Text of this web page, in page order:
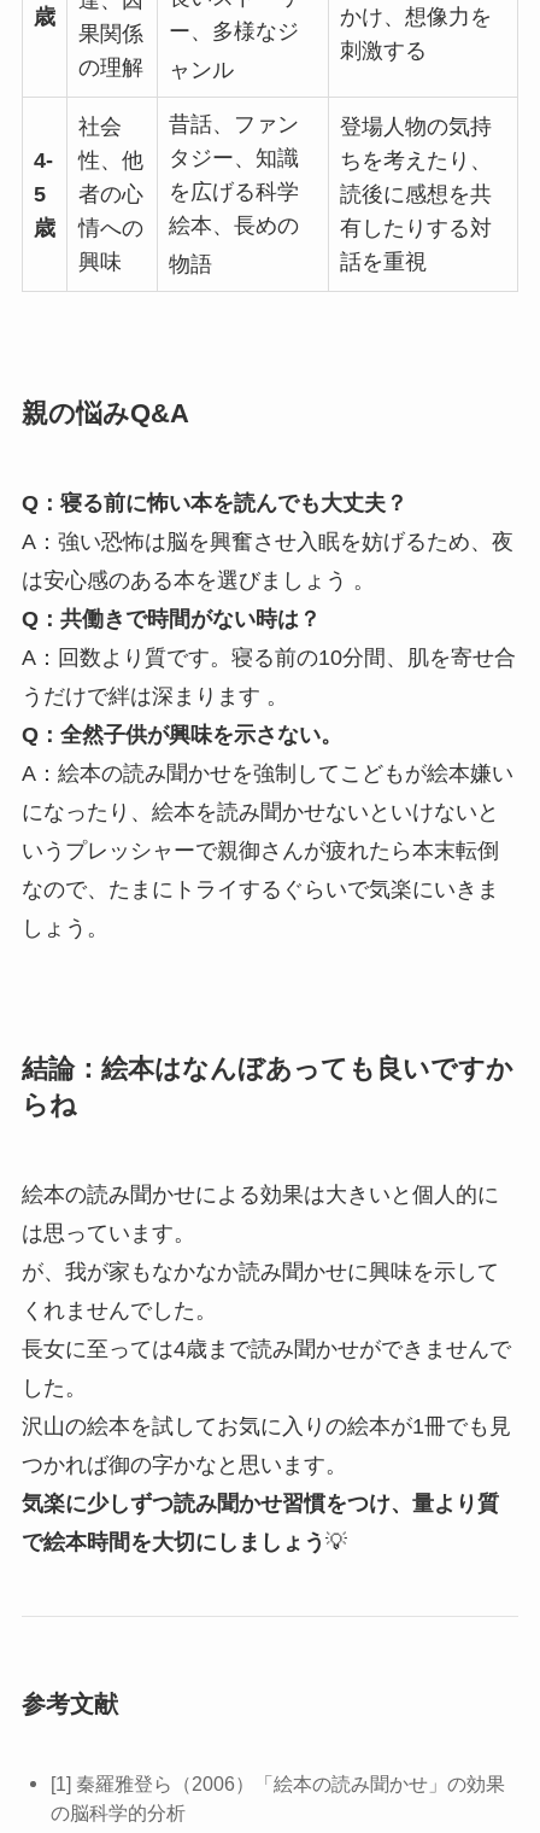
歳
果関係
の理解
ー、多様なジ
ャンル
かけ、想像力を
刺激する
4-
5
歳
社会
性、他
者の心
情への
興味
昔話、ファン
タジー、知識
を広げる科学
絵本、長めの
物語
登場人物の気持
ちを考えたり、
読後に感想を共
有したりする対
話を重視
親の悩みQ&A
Q：寝る前に怖い本を読んでも大丈夫？
A：強い恐怖は脳を興奮させ入眠を妨げるため、夜
は安心感のある本を選びましょう 。
Q：共働きで時間がない時は？
A：回数より質です。寝る前の10分間、肌を寄せ合
うだけで絆は深まります 。
Q：全然子供が興味を示さない。
A：絵本の読み聞かせを強制してこどもが絵本嫌い
になったり、絵本を読み聞かせないといけないと
いうプレッシャーで親御さんが疲れたら本末転倒
なので、たまにトライするぐらいで気楽にいきま
しょう。
結論：絵本はなんぼあっても良いですか
らね
絵本の読み聞かせによる効果は大きいと個人的に
は思っています。
が、我が家もなかなか読み聞かせに興味を示して
くれませんでした。
長女に至っては4歳まで読み聞かせができませんで
した。
沢山の絵本を試してお気に入りの絵本が1冊でも見
つかれば御の字かなと思います。
気楽に少しずつ読み聞かせ習慣をつけ、量より質
で絵本時間を大切にしましょう 💡
参考文献
[1] 秦羅雅登ら（2006）「絵本の読み聞かせ」の効果
の脳科学的分析